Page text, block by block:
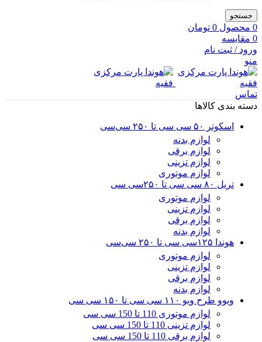
جستجو
0 محصول 0 تومان
0 مقایسه
ورود / ثبت نام
منو
تماس
دسته بندی کالاها
اسکوتر ۵۰ سی سی تا ۲۵۰ سی‌سی
لوازم بدنه
لوازم برقی
لوازم تزینی
لوازم موتوری
تریل ۸۰ سی سی تا ۲۵۰سی سی
لوازم موتوری
لوازم تزینی
لوازم برقی
لوازم بدنه
هوندا ۱۲۵سی سی تا ۲۵۰ سی‌سی
لوازم موتوری
لوازم تزینی
لوازم برقی
لوازم بدنه
ویوو طرح ویو ۱۱۰ سی سی تا ۱۵۰ سی سی
لوازم موتوری 110 تا 150 سی سی
لوازم تزینی 110 تا 150 سی سی
لوازم برقی 110 تا 150 سی سی